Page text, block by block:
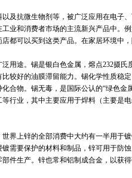
抗微生物剂等，被广泛应用在电子
业和消费者市场的主流新兴产品中。
都可以买到这类产品。在家居环境中
途。锡是银白色金属，熔点232摄氏
较好的油膜滞留能力。锡化学性质稳
合物。锡无毒，是国际公认的“绿色
行业，其中主要应用于焊料（主要是
上锌的全部消费中大约有一半用于镀
需要保护的材料和制品，锌可用于防
件生产。锌也常和铝制成合金，以获得